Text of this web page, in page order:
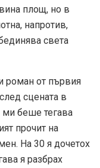
площ, но в
напротив,
света
роман от първия
сцената в
ми беше тегава
прочит на
На 30 я дочетох
я разбрах